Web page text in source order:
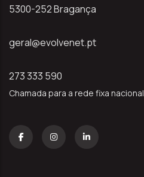
5300-252 Bragança
geral@evolvenet.pt
273 333 590
Chamada para a rede fixa nacional